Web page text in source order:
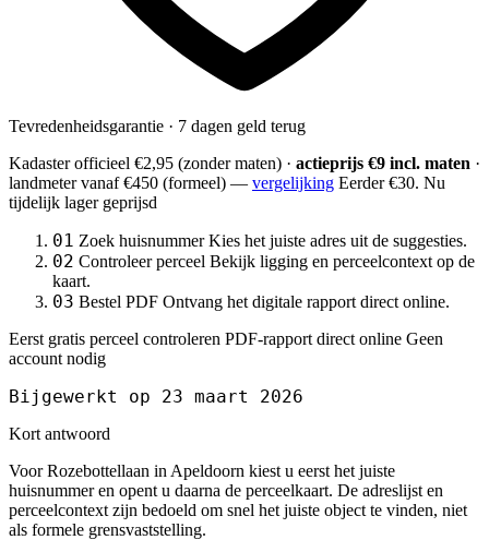
Tevredenheidsgarantie · 7 dagen geld terug
Kadaster officieel €2,95 (zonder maten) · actieprijs €9 incl. maten ·
landmetervanaf €450 (formeel) — vergelijking Eerder €30. Nu
tijdelijk lager geprijsd
01 Zoek huisnummer Kies het juiste adres uit de suggesties.
02 Controleer perceel Bekijk ligging en perceelcontext op de
kaart.
03 Bestel PDF Ontvang het digitale rapport direct online.
Eerst gratis perceel controleren PDF-rapport direct online Geen
account nodig
Bijgewerkt op 23 maart 2026
Kort antwoord
Voor Rozebottellaan in Apeldoorn kiest u eerst het juiste
huisnummer en opent u daarna de perceelkaart. De adreslijst en
perceelcontext zijn bedoeld om snel het juiste object te vinden, niet
als formele grensvaststelling.